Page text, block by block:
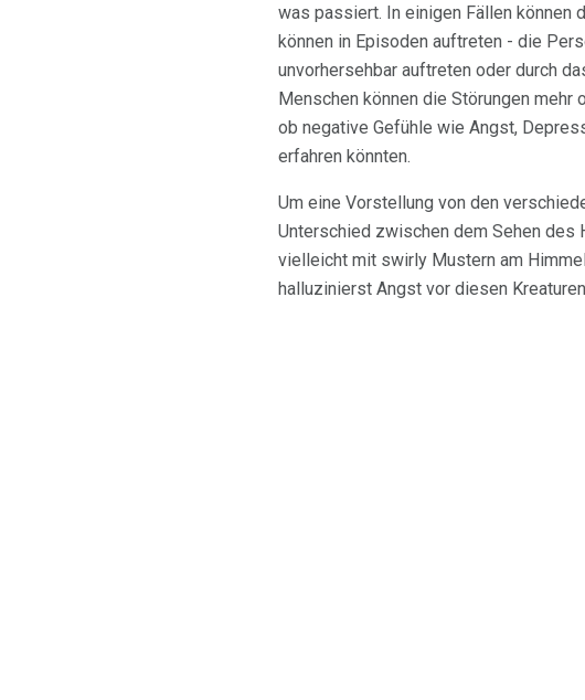
was passiert. In einigen Fällen können
können in Episoden auftreten - die
unvorhersehbar auftreten oder durch
Menschen können die Störungen
ob negative Gefühle wie Angst,
erfahren könnten.
Um eine Vorstellung von den
Unterschied zwischen dem Sehen des
vielleicht mit swirly Mustern am
halluzinierst Angst vor diesen